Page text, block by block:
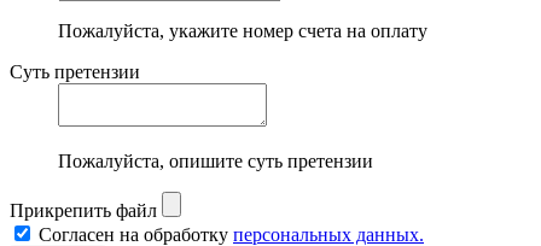
Пожалуйста, укажите номер счета на оплату
Суть претензии
Пожалуйста, опишите суть претензии
Прикрепить файл
Согласен на обработку персональных данных.